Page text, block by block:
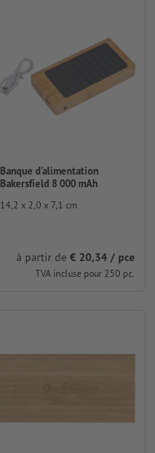
Banque d'alimentation
Bakersfield 8 000 mAh
14,2 x 2,0 x 7,1 cm
à partir de € 20,34 / pce
TVA incluse pour 250 pc.